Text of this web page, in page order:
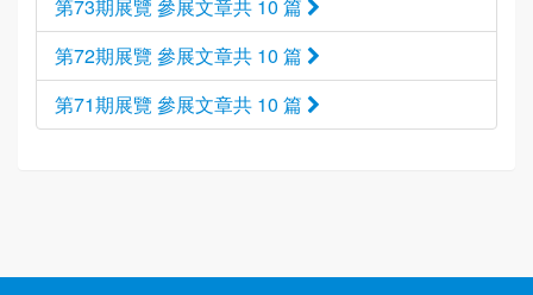
第73期展覽 參展文章共 10 篇
第72期展覽 參展文章共 10 篇
第71期展覽 參展文章共 10 篇